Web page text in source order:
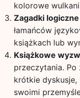
kolorowe
Zagadki logiczne
łamańców
książkach lub
Książkowe
przeczytania. Po
krótkie
swoimi